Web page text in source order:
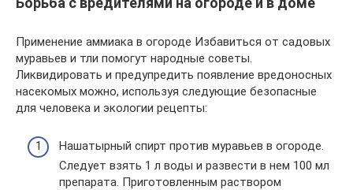
Применение аммиака в огороде Избавиться от садовых
муравьев и тли помогут народные советы.
Ликвидировать и предупредить появление вредоносных
насекомых можно, используя следующие безопасные
для человека и экологии рецепты:
Нашатырный спирт против муравьев в огороде.
Следует взять 1 л воды и развести в нем 100 мл
препарата. Приготовленным раствором